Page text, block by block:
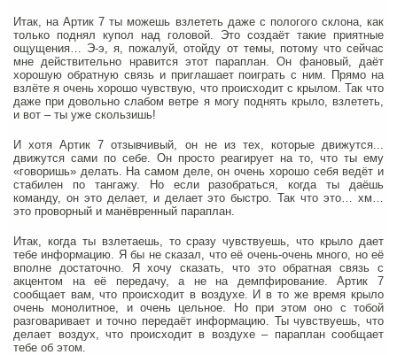
Итак, на Артик 7 ты можешь взлететь даже с пологого склона, как
только поднял купол над головой. Это создаёт такие приятные
ощущения… Э-э, я, пожалуй, отойду от темы, потому что сейчас
мне действительно нравится этот параплан. Он фановый, даёт
хорошую обратную связь и приглашает поиграть с ним. Прямо на
взлёте я очень хорошо чувствую, что происходит с крылом. Так что
даже при довольно слабом ветре я могу поднять крыло, взлететь,
и вот – ты уже скользишь!
И хотя Артик 7 отзывчивый, он не из тех, которые движутся...
движутся сами по себе. Он просто реагирует на то, что ты ему
«говоришь» делать. На самом деле, он очень хорошо себя ведёт и
стабилен по тангажу. Но если разобраться, когда ты даёшь
команду, он это делает, и делает это быстро. Так что это… хм…
это проворный и манёвренный параплан.
Итак, когда ты взлетаешь, то сразу чувствуешь, что крыло дает
тебе информацию. Я бы не сказал, что её очень-очень много, но её
вполне достаточно. Я хочу сказать, что это обратная связь с
акцентом на её передачу, а не на демпфирование. Артик 7
сообщает вам, что происходит в воздухе. И в то же время крыло
очень монолитное, и очень цельное. Но при этом оно с тобой
разговаривает и точно передаёт информацию. Ты чувствуешь, что
делает воздух, что происходит в воздухе – параплан сообщает
тебе об этом.